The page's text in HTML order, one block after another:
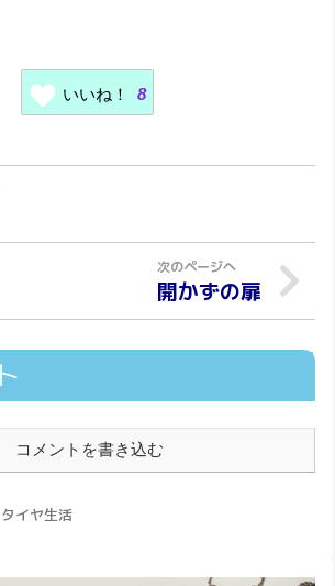
いいね！ 8
開かずの扉
コメントを書き込む
イヤ生活